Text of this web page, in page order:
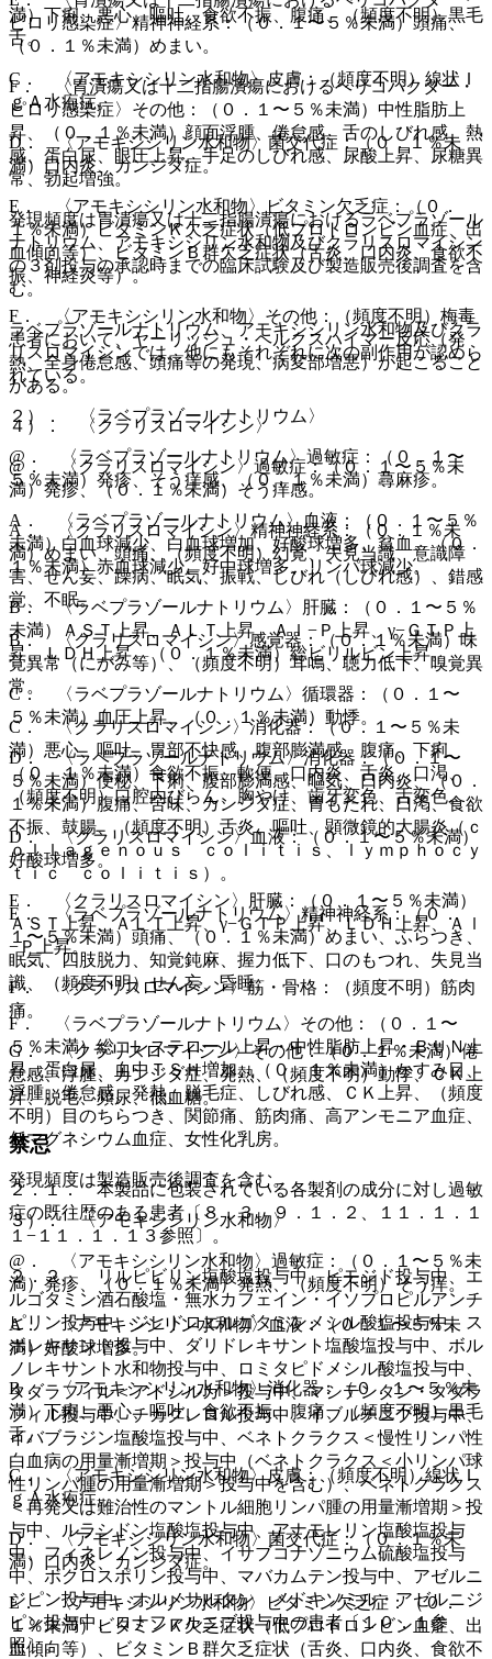
満）下痢、悪心、嘔吐、食欲不振、腹痛、（頻度不明）黒毛
舌。
C． 〈アモキシシリン水和物〉皮膚：（頻度不明）線状Ｉ
ｇＡ水疱症。
D． 〈アモキシシリン水和物〉菌交代症：（０．１％未
満）口内炎、カンジダ症。
E． 〈アモキシシリン水和物〉ビタミン欠乏症：（０．
１％未満）ビタミンＫ欠乏症状（低プロトロンビン血症、出
血傾向等）、ビタミンＢ群欠乏症状（舌炎、口内炎、食欲不
振、神経炎等）。
F． 〈アモキシシリン水和物〉その他：（頻度不明）梅毒
患者において、ヤーリッシュ・ヘルクスハイマー反応（発
熱、全身倦怠感、頭痛等の発現、病変部増悪）が起こること
がある。
４）． 〈クラリスロマイシン〉
@． 〈クラリスロマイシン〉過敏症：（０．１〜５％未
満）発疹、（０．１％未満）そう痒感。
A． 〈クラリスロマイシン〉精神神経系：（０．１％未
満）めまい、頭痛、（頻度不明）幻覚、失見当識、意識障
害、せん妄、躁病、眠気、振戦、しびれ（しびれ感）、錯感
覚、不眠。
B． 〈クラリスロマイシン〉感覚器：（０．１％未満）味
覚異常（にがみ等）、（頻度不明）耳鳴、聴力低下、嗅覚異
常。
C． 〈クラリスロマイシン〉消化器：（０．１〜５％未
満）悪心、嘔吐、胃部不快感、腹部膨満感、腹痛、下痢、
（０．１％未満）食欲不振、軟便、口内炎、舌炎、口渇、
（頻度不明）口腔内びらん、胸やけ、歯牙変色、舌変色。
D． 〈クラリスロマイシン〉血液：（０．１〜５％未満）
好酸球増多。
E． 〈クラリスロマイシン〉肝臓：（０．１〜５％未満）
ＡＳＴ上昇、ＡＬＴ上昇、γ−ＧＴＰ上昇、ＬＤＨ上昇、Ａｌ
−Ｐ上昇。
F． 〈クラリスロマイシン〉筋・骨格：（頻度不明）筋肉
痛。
G． 〈クラリスロマイシン〉その他：（０．１％未満）倦
怠感、浮腫、カンジダ症、発熱、（頻度不明）動悸、ＣＫ上
昇、脱毛、頻尿、低血糖。
禁忌
２．１． 本製品に包装されている各製剤の成分に対し過敏
症の既往歴のある患者〔８．３、９．１．２、１１．１．１
１−１１．１．１３参照〕。
２．２． リルピビリン塩酸塩投与中、ピモジド投与中、エ
ルゴタミン酒石酸塩・無水カフェイン・イソプロピルアンチ
ピリン投与中、ジヒドロエルゴタミンメシル酸塩投与中、ス
ボレキサント投与中、ダリドレキサント塩酸塩投与中、ボル
ノレキサント水和物投与中、ロミタピドメシル酸塩投与中、
タダラフィル＜アドシルカ＞投与中、マシテンタン・タダラ
フィル投与中、チカグレロル投与中、イブルチニブ投与中、
イバブラジン塩酸塩投与中、ベネトクラクス＜慢性リンパ性
白血病の用量漸増期＞投与中（ベネトクラクス＜小リンパ球
性リンパ腫の用量漸増期＞投与中を含む）、ベネトクラクス
＜再発又は難治性のマントル細胞リンパ腫の用量漸増期＞投
与中、ルラシドン塩酸塩投与中、アナモレリン塩酸塩投与
中、フィネレノン投与中、イサブコナゾニウム硫酸塩投与
中、ボクロスポリン投与中、マバカムテン投与中、アゼルニ
ジピン投与中、オルメサルタン メドキソミル・アゼルニジ
ピン投与中、ロナファルニブ投与中の患者〔１０．１参
照〕。
ピロリ感染症〉精神神経系：（０．１〜５％未満）頭痛、
（０．１％未満）めまい。
F． 〈胃潰瘍又は十二指腸潰瘍におけるヘリコバクター・
ピロリ感染症〉その他：（０．１〜５％未満）中性脂肪上
昇、（０．１％未満）顔面浮腫、倦怠感、舌のしびれ感、熱
感、蛋白尿、眼圧上昇、手足のしびれ感、尿酸上昇、尿糖異
常、勃起増強。
発現頻度は胃潰瘍又は十二指腸潰瘍におけるラベプラゾール
ナトリウム、アモキシシリン水和物及びクラリスロマイシン
の３剤投与の承認時までの臨床試験及び製造販売後調査を含
む。
ラベプラゾールナトリウム、アモキシシリン水和物及びクラ
リスロマイシンでは、他にもそれぞれに次の副作用が認めら
れている。
２）． 〈ラベプラゾールナトリウム〉
@． 〈ラベプラゾールナトリウム〉過敏症：（０．１〜
５％未満）発疹、そう痒感、（０．１％未満）蕁麻疹。
A． 〈ラベプラゾールナトリウム〉血液：（０．１〜５％
未満）白血球減少、白血球増加、好酸球増多、貧血、（０．
１％未満）赤血球減少、好中球増多、リンパ球減少。
B． 〈ラベプラゾールナトリウム〉肝臓：（０．１〜５％
未満）ＡＳＴ上昇、ＡＬＴ上昇、Ａｌ−Ｐ上昇、γ−ＧＴＰ上
昇、ＬＤＨ上昇、（０．１％未満）総ビリルビン上昇。
C． 〈ラベプラゾールナトリウム〉循環器：（０．１〜
５％未満）血圧上昇、（０．１％未満）動悸。
D． 〈ラベプラゾールナトリウム〉消化器：（０．１〜
５％未満）便秘、下痢、腹部膨満感、嘔気、口内炎、（０．
１％未満）腹痛、苦味、カンジダ症、胃もたれ、口渇、食欲
不振、鼓腸、（頻度不明）舌炎、嘔吐、顕微鏡的大腸炎（ｃ
ｏｌｌａｇｅｎｏｕｓ ｃｏｌｉｔｉｓ、ｌｙｍｐｈｏｃｙ
ｔｉｃ ｃｏｌｉｔｉｓ）。
E． 〈ラベプラゾールナトリウム〉精神神経系：（０．
１〜５％未満）頭痛、（０．１％未満）めまい、ふらつき、
眠気、四肢脱力、知覚鈍麻、握力低下、口のもつれ、失見当
識、（頻度不明）せん妄、昏睡。
F． 〈ラベプラゾールナトリウム〉その他：（０．１〜
５％未満）総コレステロール上昇・中性脂肪上昇・ＢＵＮ上
昇、蛋白尿、血中ＴＳＨ増加、（０．１％未満）かすみ目、
浮腫、倦怠感、発熱、脱毛症、しびれ感、ＣＫ上昇、（頻度
不明）目のちらつき、関節痛、筋肉痛、高アンモニア血症、
低マグネシウム血症、女性化乳房。
発現頻度は製造販売後調査を含む。
３）． 〈アモキシシリン水和物〉
@． 〈アモキシシリン水和物〉過敏症：（０．１〜５％未
満）発疹、（０．１％未満）発熱、（頻度不明）そう痒。
A． 〈アモキシシリン水和物〉血液：（０．１〜５％未
満）好酸球増多。
B． 〈アモキシシリン水和物〉消化器：（０．１〜５％未
満）下痢、悪心、嘔吐、食欲不振、腹痛、（頻度不明）黒毛
舌。
C． 〈アモキシシリン水和物〉皮膚：（頻度不明）線状Ｉ
ｇＡ水疱症。
D． 〈アモキシシリン水和物〉菌交代症：（０．１％未
満）口内炎、カンジダ症。
E． 〈アモキシシリン水和物〉ビタミン欠乏症：（０．
１％未満）ビタミンＫ欠乏症状（低プロトロンビン血症、出
血傾向等）、ビタミンＢ群欠乏症状（舌炎、口内炎、食欲不